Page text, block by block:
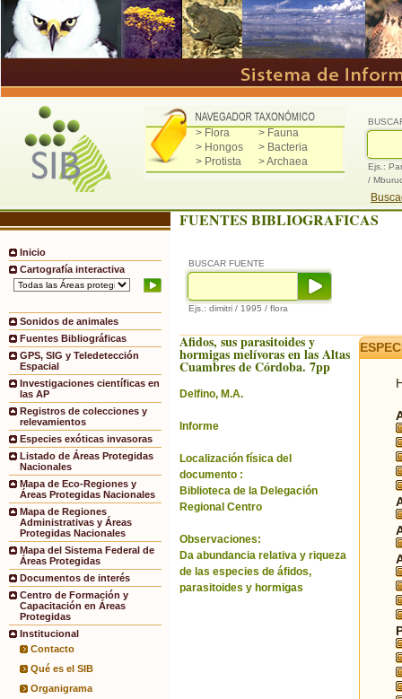
> Flora
> Fauna
> Hongos
> Bacteria
> Protista
> Archaea
Ejs.:
/
Inicio
Cartografía interactiva
Sonidos de animales
Fuentes Bibliográficas
GPS, SIG y Teledetección
Espacial
Investigaciones científicas en
las AP
Registros de colecciones y
relevamientos
Especies exóticas invasoras
Listado de Áreas Protegidas
Nacionales
Mapa de Eco-Regiones y
Áreas Protegidas Nacionales
Mapa de Regiones
Administrativas y Áreas
Protegidas Nacionales
Mapa del Sistema Federal de
Áreas Protegidas
Documentos de interés
Centro de Formación y
Capacitación en Áreas
Protegidas
Institucional
Contacto
Qué es el SIB
Organigrama
FUENTES BIBLIOGRAFICAS
BUSCAR FUENTE
Ejs.: dimitri / 1995 / flora
Afidos, sus parasitoides y
hormigas melívoras en las Altas
Cuambres de Córdoba. 7pp
Delfino, M.A.
Informe
Localización física del
documento :
Biblioteca de la Delegación
Regional Centro
Observaciones:
Da abundancia relativa y riqueza
de las especies de áfidos,
parasitoides y hormigas